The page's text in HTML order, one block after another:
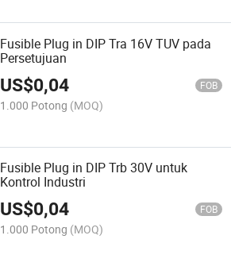
Fusible Plug in DIP Tra 16V TUV pada
Persetujuan
US$0,04 FOB
1.000 Potong (MOQ)
Fusible Plug in DIP Trb 30V untuk
Kontrol Industri
US$0,04 FOB
1.000 Potong (MOQ)